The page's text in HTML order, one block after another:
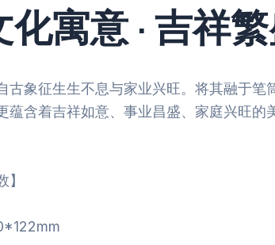
化寓意 · 吉祥繁
古象征生生不息与家业兴旺。将其融于笔
蕴含着吉祥如意、事业昌盛、家庭兴旺的
】